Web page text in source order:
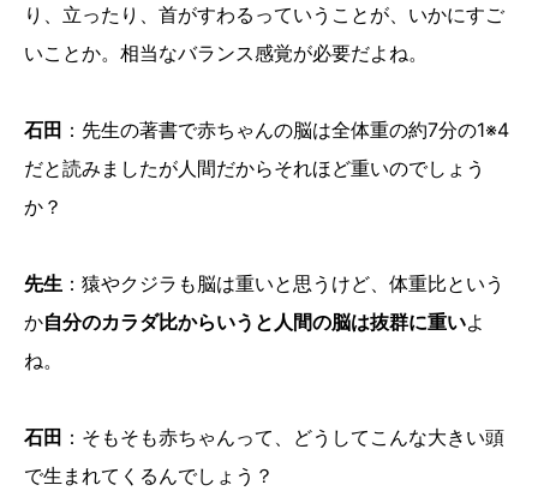
り、立ったり、首がすわるっていうことが、いかにすご
いことか。相当なバランス感覚が必要だよね。
石田 ：先生の著書で赤ちゃんの脳は全体重の約7分の1※4
だと読みましたが人間だからそれほど重いのでしょう
か？
先生 ：猿やクジラも脳は重いと思うけど、体重比という
か自分のカラダ比からいうと人間の脳は抜群に重いよ
ね。
石田 ：そもそも赤ちゃんって、どうしてこんな大きい頭
で生まれてくるんでしょう？